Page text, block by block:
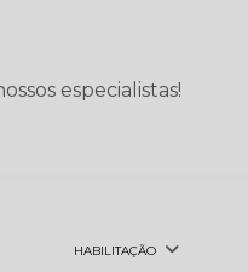
especialistas!
HABILITAÇÃO